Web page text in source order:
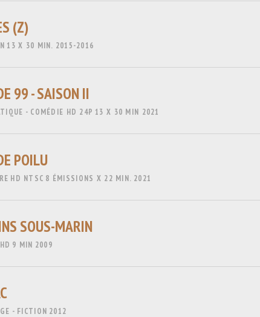
(Z)
13 X 30 MIN. 2015-2016
99 - SAISON II
- COMÉDIE HD 24P 13 X 30 MIN 2021
POILU
HD NTSC 8 ÉMISSIONS X 22 MIN. 2021
SOUS-MARIN
HD 9 MIN 2009
- FICTION 2012